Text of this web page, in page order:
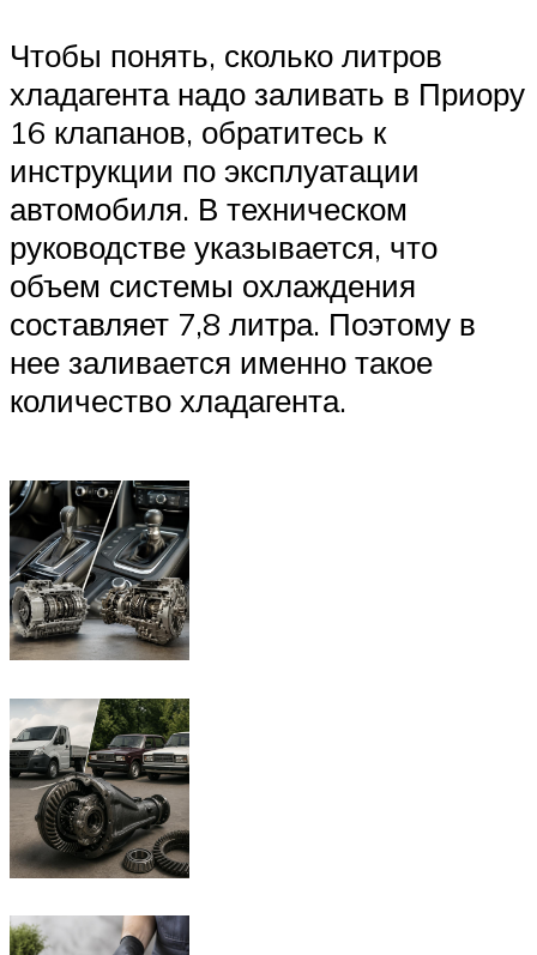
Чтобы понять, сколько литров
хладагента надо заливать в Приору
16 клапанов, обратитесь к
инструкции по эксплуатации
автомобиля. В техническом
руководстве указывается, что
объем системы охлаждения
составляет 7,8 литра. Поэтому в
нее заливается именно такое
количество хладагента.